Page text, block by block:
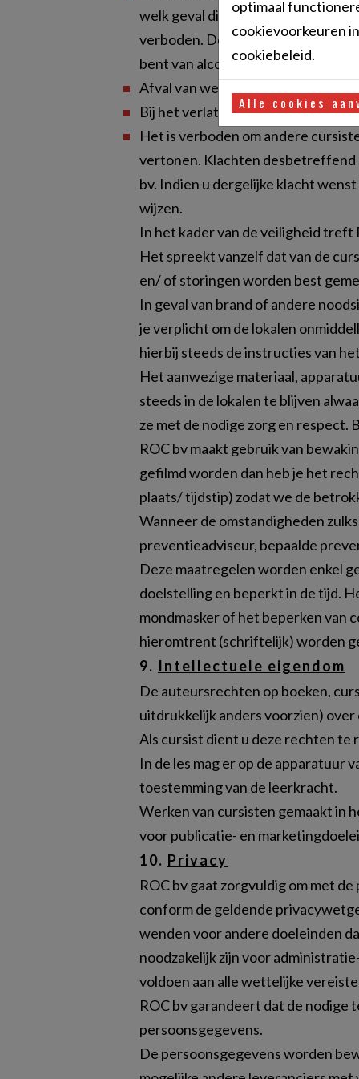
welk geval dit enkel gebeurt
verboden. De leerkrachten mogen
bent van alcohol en/ of drugs en de
Afval van welke aard ook hoort
Bij het verlaten van het klaslokaal
Het is verboden om andere
vertonen. Klachten desbetreffend
bv. Indien u dergelijke klacht
wijzen.
In het kader van de veiligheid
Het spreekt vanzelf dat van de
en/ of storingen worden best
In geval van brand of andere
je verplicht om de lokalen
hierbij steeds de instructies van
Het aanwezige materiaal,
steeds in de lokalen te blijven
ze met de nodige zorg en respect.
ROC bv maakt gebruik van
gefilmd worden dan heb je het
plaats/ tijdstip) zodat we de
Wanneer de omstandigheden
preventieadviseur, bepaalde
Deze maatregelen worden enkel
doelstelling en beperkt in de tijd.
mondmasker of het beperken van
hieromtrent (schriftelijk) worden
9. Intellectuele eigendom
De auteursrechten op boeken,
uitdrukkelijk anders voorzien) over
Als cursist dient u deze rechten te
In de les mag er op de apparatuur
toestemming van de leerkracht.
Werken van cursisten gemaakt in
voor publicatie- en
10. Privacy
ROC bv gaat zorgvuldig om met
conform de geldende
wenden voor andere doeleinden
noodzakelijk zijn voor
voldoen aan alle wettelijke
ROC bv garandeert dat de nodige
persoonsgegevens.
De persoonsgegevens worden
optimaal
cookievoorkeuren
cookiebeleid.
Alle cookies